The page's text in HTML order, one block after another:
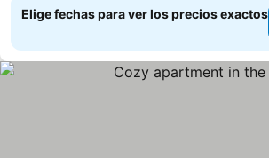
Elige fechas para ver los precios exactos